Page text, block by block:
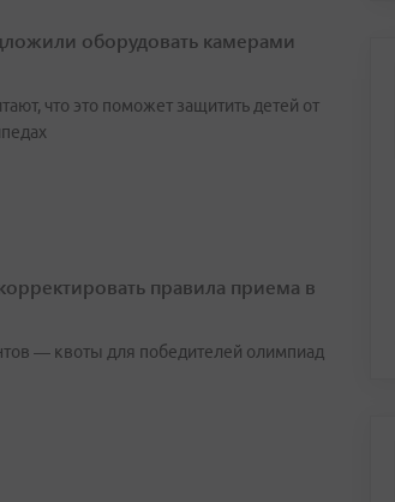
оборудовать камерами
что это поможет защитить детей от
правила приема в
— квоты для победителей олимпиад